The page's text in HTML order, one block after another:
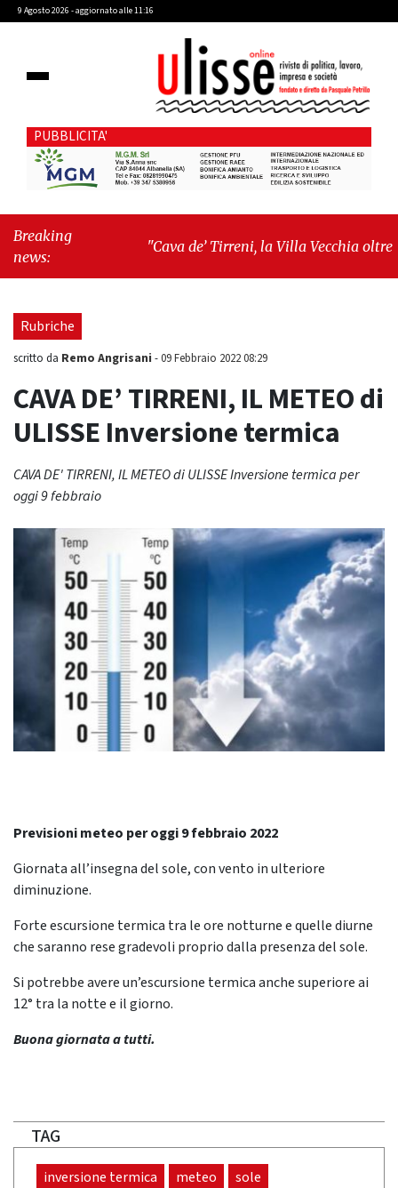
9 Agosto 2026 - aggiornato alle 11:16
PUBBLICITA'
Breaking
news:
"Cava de’ Tirreni, la Villa Vecchia oltre i
Rubriche
scritto da Remo Angrisani -09 Febbraio 2022 08:29
CAVA DE’ TIRRENI, IL METEO di
ULISSE Inversione termica
CAVA DE' TIRRENI, IL METEO di ULISSE Inversione termica per
oggi 9 febbraio
Previsioni meteo per oggi 9 febbraio 2022
Giornata all’insegna del sole, con vento in ulteriore
diminuzione.
Forte escursione termica tra le ore notturne e quelle diurne
che saranno rese gradevoli proprio dalla presenza del sole.
Si potrebbe avere un’escursione termica anche superiore ai
12° tra la notte e il giorno.
Buona giornata a tutti.
TAG
inversione termica meteo sole